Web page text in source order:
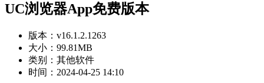
UC浏览器App免费版本
版本： v16.1.2.1263
大小： 99.81MB
类别： 其他软件
时间： 2024-04-25 14:10